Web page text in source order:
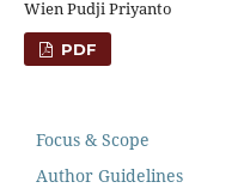
Wien Pudji Priyanto
PDF
Focus & Scope
Author Guidelines